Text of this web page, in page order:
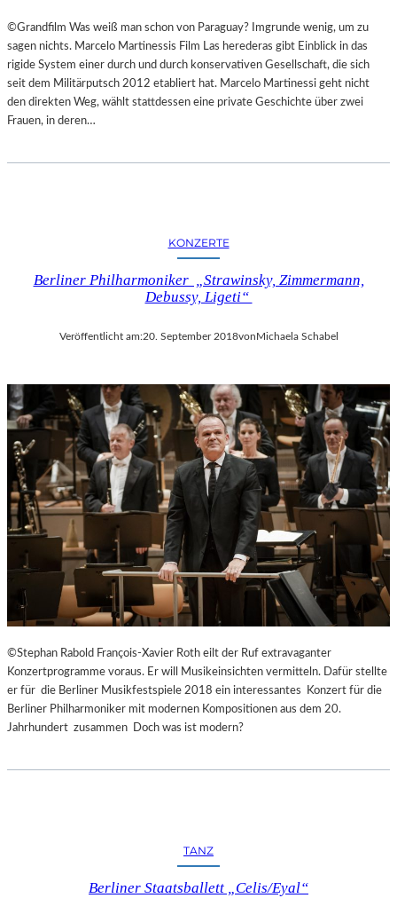
©Grandfilm Was weiß man schon von Paraguay? Imgrunde wenig, um zu
sagen nichts. Marcelo Martinessis Film Las herederas gibt Einblick in das
rigide System einer durch und durch konservativen Gesellschaft, die sich
seit dem Militärputsch 2012 etabliert hat. Marcelo Martinessi geht nicht
den direkten Weg, wählt stattdessen eine private Geschichte über zwei
Frauen, in deren…
KONZERTE
Berliner Philharmoniker „Strawinsky, Zimmermann,
Debussy, Ligeti“
Veröffentlicht am:20. September 2018vonMichaela Schabel
©Stephan Rabold François-Xavier Roth eilt der Ruf extravaganter
Konzertprogramme voraus. Er will Musikeinsichten vermitteln. Dafür stellte
er für die Berliner Musikfestspiele 2018 ein interessantes Konzert für die
Berliner Philharmoniker mit modernen Kompositionen aus dem 20.
Jahrhundert zusammen Doch was ist modern?
TANZ
Berliner Staatsballett „Celis/Eyal“